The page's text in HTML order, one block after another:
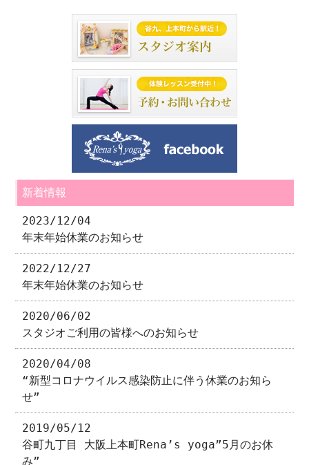
新着情報
2023/12/04
年末年始休業のお知らせ
2022/12/27
年末年始休業のお知らせ
2020/06/02
スタジオご利用の皆様へのお知らせ
2020/04/08
“新型コロナウイルス感染防止に伴う休業のお知ら
せ”
2019/05/12
谷町九丁目 大阪上本町Rena’s yoga”5月のお休
み”